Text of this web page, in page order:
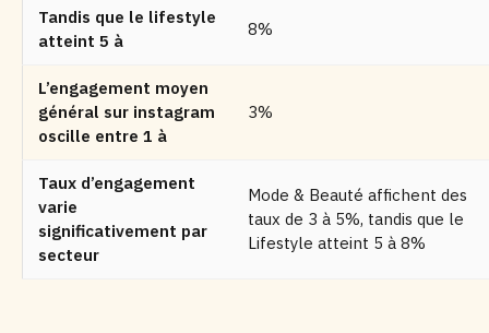
Tandis que le lifestyle
atteint 5 à
8%
L’engagement moyen
général sur instagram
oscille entre 1 à
3%
Taux d’engagement
varie
significativement par
secteur
Mode & Beauté affichent des
taux de 3 à 5%, tandis que le
Lifestyle atteint 5 à 8%